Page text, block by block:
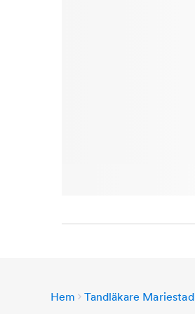
Hem Tandläkare Mariestad